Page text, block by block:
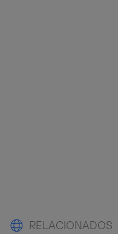
RELACIONADOS